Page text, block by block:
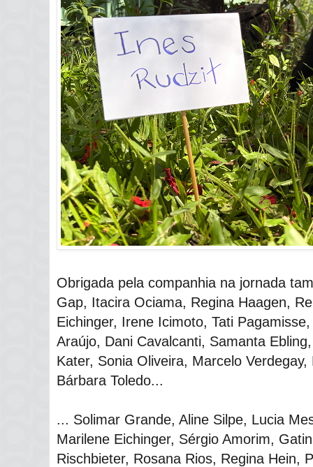
Obrigada pela companhia na jornada
Gap, Itacira Ociama, Regina Haagen,
Eichinger, Irene Icimoto, Tati
Araújo, Dani Cavalcanti, Samanta
Kater, Sonia Oliveira, Marcelo
Bárbara Toledo...
... Solimar Grande, Aline Silpe, Lucia
Marilene Eichinger, Sérgio Amorim,
Rischbieter, Rosana Rios, Regina Hein,